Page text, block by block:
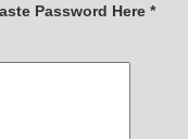
Password Here *